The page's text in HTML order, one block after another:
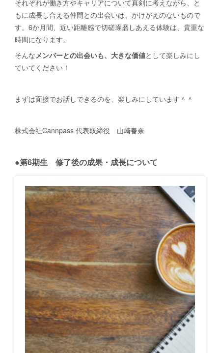
それぞれが働き方やキャリアについて真剣に考えながら、と
もに成長し合える仲間との出会いは、かけがえのないもので
す。6か月間、近い距離感で切磋琢磨しあえる体験は、貴重な
時間になります。
そんな メンバーとの出会いも、大きな価値として楽しみにし
ていてください！
まずは面接でお話しできるのを、楽しみにしています＾＾
株式会社Cannpass 代表取締役 山崎春奈
●第6期生 修了後の成果・成長について